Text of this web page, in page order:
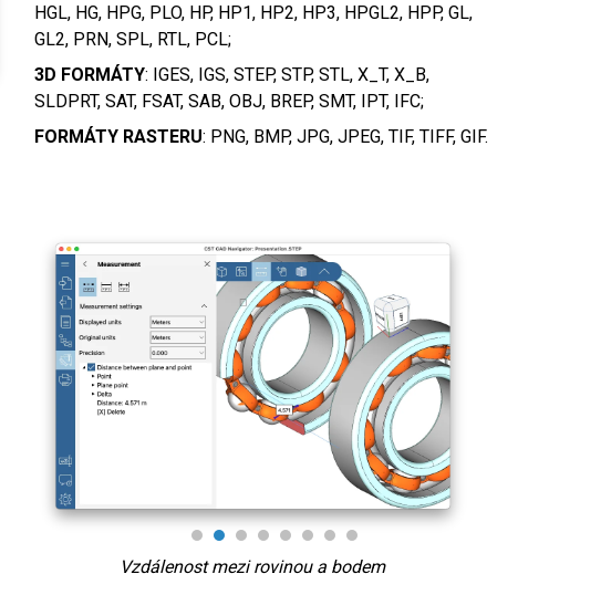
HGL, HG, HPG, PLO, HP, HP1, HP2, HP3, HPGL2, HPP, GL,
GL2, PRN, SPL, RTL, PCL;
3D FORMÁTY: IGES, IGS, STEP, STP, STL, X_T, X_B,
SLDPRT, SAT, FSAT, SAB, OBJ, BREP, SMT, IPT, IFC;
FORMÁTY RASTERU: PNG, BMP, JPG, JPEG, TIF, TIFF, GIF.
Tiskne soubory v systému macOS
Vzdálenost mezi rovinou a bodem